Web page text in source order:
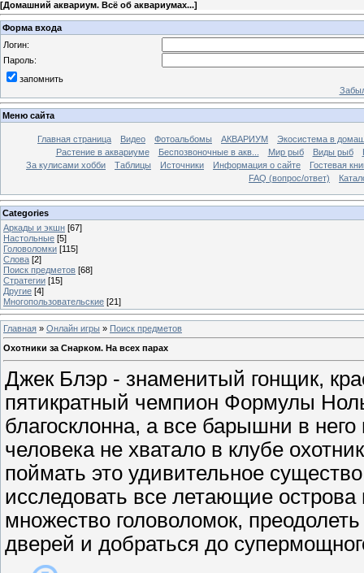
[Домашний аквариум. Всё об аквариумах...]
Форма входа
Логин:
Пароль:
запомнить
Меню сайта
Главная страница Видео Фотоальбомы АКВАРИУМ
Экосистема в
Растение в аквариуме
Беспозвоночные в акв... Мир рыб Виды рыб
За кулисами хобби
Таблицы Источники Информация о сайте
Гостевая
FAQ (вопрос/ответ)
Categories
Аркады и экшн [67]
Настольные [5]
Головоломки [115]
Слова [2]
Поиск предметов [68]
Стратегии [15]
Другие [4]
Многопользовательские [21]
Главная » Онлайн игры » Поиск предметов
Охотники за Снарком. На всех парах
Джек Блэр - знаменитый гонщик,
пятикратный чемпион Формулы
благосклонна, а все барышни в
человека не хватало в клубе
поймать это удивительное
исследовать все летающие острова
множество головоломок,
дверей и добраться до